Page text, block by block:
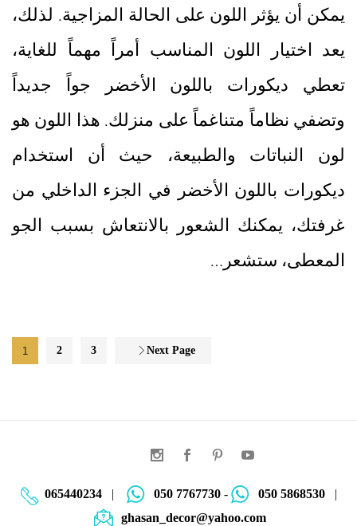
يمكن أن يؤثر اللون على الحالة المزاجية. لذلك،
يعد اختيار اللون المناسب أمراً مهماً للغاية،
تعطي ديكورات باللون الأخضر جواً جديداً
وتضفي نظاماً متناغماً على منزلك. هذا اللون هو
لون النباتات والطبيعة، حيث أن استخدام
ديكورات باللون الأخضر في الجزء الداخلي من
غرفتك، يمكنك الشعور بالانتعاش بسبب الجو
المعطى، ستشعر…
1 2 3 Next Page
065440234| 050 7767730- 050 5868530|
ghasan_decor@yahoo.com